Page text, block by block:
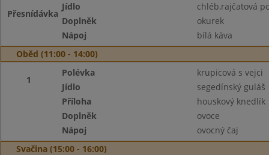
Přesnídávka
Jídlo
chléb,rajčatová
Doplněk
okurek
Nápoj
bílá káva
Oběd (11:00 - 14:00)
1
Polévka
krupicová s vejci
Jídlo
segedínský guláš
Příloha
houskový knedlík
Doplněk
ovoce
Nápoj
ovocný čaj
Svačina (15:00 - 16:00)